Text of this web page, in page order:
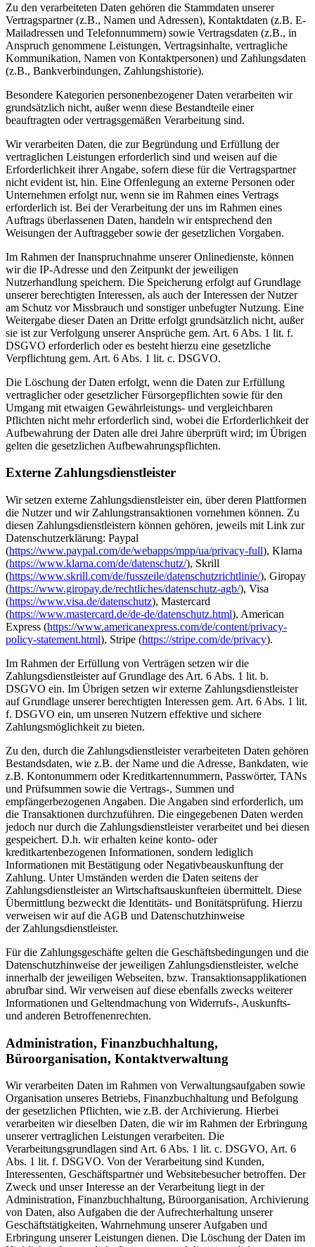
Zu den verarbeiteten Daten gehören die Stammdaten unserer
Vertragspartner (z.B., Namen und Adressen), Kontaktdaten (z.B. E-
Mailadressen und Telefonnummern) sowie Vertragsdaten (z.B., in
Anspruch genommene Leistungen, Vertragsinhalte, vertragliche
Kommunikation, Namen von Kontaktpersonen) und Zahlungsdaten
(z.B., Bankverbindungen, Zahlungshistorie).
Besondere Kategorien personenbezogener Daten verarbeiten wir
grundsätzlich nicht, außer wenn diese Bestandteile einer
beauftragten oder vertragsgemäßen Verarbeitung sind.
Wir verarbeiten Daten, die zur Begründung und Erfüllung der
vertraglichen Leistungen erforderlich sind und weisen auf die
Erforderlichkeit ihrer Angabe, sofern diese für die Vertragspartner
nicht evident ist, hin. Eine Offenlegung an externe Personen oder
Unternehmen erfolgt nur, wenn sie im Rahmen eines Vertrags
erforderlich ist. Bei der Verarbeitung der uns im Rahmen eines
Auftrags überlassenen Daten, handeln wir entsprechend den
Weisungen der Auftraggeber sowie der gesetzlichen Vorgaben.
Im Rahmen der Inanspruchnahme unserer Onlinedienste, können
wir die IP-Adresse und den Zeitpunkt der jeweiligen
Nutzerhandlung speichern. Die Speicherung erfolgt auf Grundlage
unserer berechtigten Interessen, als auch der Interessen der Nutzer
am Schutz vor Missbrauch und sonstiger unbefugter Nutzung. Eine
Weitergabe dieser Daten an Dritte erfolgt grundsätzlich nicht, außer
sie ist zur Verfolgung unserer Ansprüche gem. Art. 6 Abs. 1 lit. f.
DSGVO erforderlich oder es besteht hierzu eine gesetzliche
Verpflichtung gem. Art. 6 Abs. 1 lit. c. DSGVO.
Die Löschung der Daten erfolgt, wenn die Daten zur Erfüllung
vertraglicher oder gesetzlicher Fürsorgepflichten sowie für den
Umgang mit etwaigen Gewährleistungs- und vergleichbaren
Pflichten nicht mehr erforderlich sind, wobei die Erforderlichkeit der
Aufbewahrung der Daten alle drei Jahre überprüft wird; im Übrigen
gelten die gesetzlichen Aufbewahrungspflichten.
Externe Zahlungsdienstleister
Wir setzen externe Zahlungsdienstleister ein, über deren Plattformen
die Nutzer und wir Zahlungstransaktionen vornehmen können. Zu
diesen Zahlungsdienstleistern können gehören, jeweils mit Link zur
Datenschutzerklärung: Paypal
(https://www.paypal.com/de/webapps/mpp/ua/privacy-full), Klarna
(https://www.klarna.com/de/datenschutz/), Skrill
(https://www.skrill.com/de/fusszeile/datenschutzrichtlinie/), Giropay
(https://www.giropay.de/rechtliches/datenschutz-agb/), Visa
(https://www.visa.de/datenschutz), Mastercard
(https://www.mastercard.de/de-de/datenschutz.html), American
Express (https://www.americanexpress.com/de/content/privacy-
policy-statement.html), Stripe (https://stripe.com/de/privacy).
Im Rahmen der Erfüllung von Verträgen setzen wir die
Zahlungsdienstleister auf Grundlage des Art. 6 Abs. 1 lit. b.
DSGVO ein. Im Übrigen setzen wir externe Zahlungsdienstleister
auf Grundlage unserer berechtigten Interessen gem. Art. 6 Abs. 1 lit.
f. DSGVO ein, um unseren Nutzern effektive und sichere
Zahlungsmöglichkeit zu bieten.
Zu den, durch die Zahlungsdienstleister verarbeiteten Daten gehören
Bestandsdaten, wie z.B. der Name und die Adresse, Bankdaten, wie
z.B. Kontonummern oder Kreditkartennummern, Passwörter, TANs
und Prüfsummen sowie die Vertrags-, Summen und
empfängerbezogenen Angaben. Die Angaben sind erforderlich, um
die Transaktionen durchzuführen. Die eingegebenen Daten werden
jedoch nur durch die Zahlungsdienstleister verarbeitet und bei diesen
gespeichert. D.h. wir erhalten keine konto- oder
kreditkartenbezogenen Informationen, sondern lediglich
Informationen mit Bestätigung oder Negativbeauskunftung der
Zahlung. Unter Umständen werden die Daten seitens der
Zahlungsdienstleister an Wirtschaftsauskunfteien übermittelt. Diese
Übermittlung bezweckt die Identitäts- und Bonitätsprüfung. Hierzu
verweisen wir auf die AGB und Datenschutzhinweise
der Zahlungsdienstleister.
Für die Zahlungsgeschäfte gelten die Geschäftsbedingungen und die
Datenschutzhinweise der jeweiligen Zahlungsdienstleister, welche
innerhalb der jeweiligen Webseiten, bzw. Transaktionsapplikationen
abrufbar sind. Wir verweisen auf diese ebenfalls zwecks weiterer
Informationen und Geltendmachung von Widerrufs-, Auskunfts-
und anderen Betroffenenrechten.
Administration, Finanzbuchhaltung,
Büroorganisation, Kontaktverwaltung
Wir verarbeiten Daten im Rahmen von Verwaltungsaufgaben sowie
Organisation unseres Betriebs, Finanzbuchhaltung und Befolgung
der gesetzlichen Pflichten, wie z.B. der Archivierung. Hierbei
verarbeiten wir dieselben Daten, die wir im Rahmen der Erbringung
unserer vertraglichen Leistungen verarbeiten. Die
Verarbeitungsgrundlagen sind Art. 6 Abs. 1 lit. c. DSGVO, Art. 6
Abs. 1 lit. f. DSGVO. Von der Verarbeitung sind Kunden,
Interessenten, Geschäftspartner und Websitebesucher betroffen. Der
Zweck und unser Interesse an der Verarbeitung liegt in der
Administration, Finanzbuchhaltung, Büroorganisation, Archivierung
von Daten, also Aufgaben die der Aufrechterhaltung unserer
Geschäftstätigkeiten, Wahrnehmung unserer Aufgaben und
Erbringung unserer Leistungen dienen. Die Löschung der Daten im